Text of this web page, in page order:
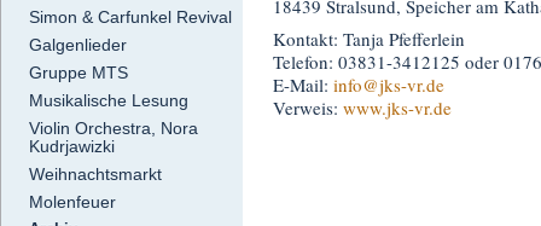
Simon & Carfunkel Revival
Galgenlieder
Gruppe MTS
Musikalische Lesung
Violin Orchestra, Nora
Kudrjawizki
Weihnachtsmarkt
Molenfeuer
18439 Stralsund, Speicher am
Kontakt: Tanja Pfefferlein
Telefon: 03831-3412125 oder
E-Mail: info@jks-vr.de
Verweis: www.jks-vr.de